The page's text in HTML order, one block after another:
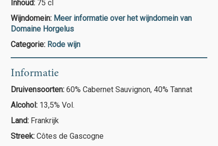
Inhoud: 75 cl
Wijndomein: Meer informatie over het wijndomein van
Domaine Horgelus
Categorie: Rode wijn
Informatie
Druivensoorten: 60% Cabernet Sauvignon, 40% Tannat
Alcohol: 13,5% Vol.
Land: Frankrijk
Streek: Côtes de Gascogne